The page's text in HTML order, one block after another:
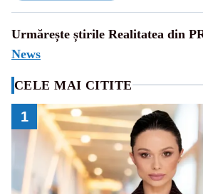
Urmărește știrile Realitatea din
News
CELE MAI CITITE
1